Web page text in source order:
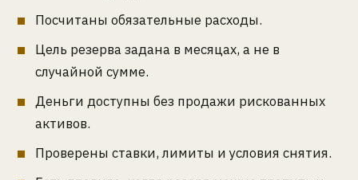
Посчитаны обязательные расходы.
Цель резерва задана в месяцах, а не в
случайной сумме.
Деньги доступны без продажи рискованных
активов.
Проверены ставки, лимиты и условия снятия.